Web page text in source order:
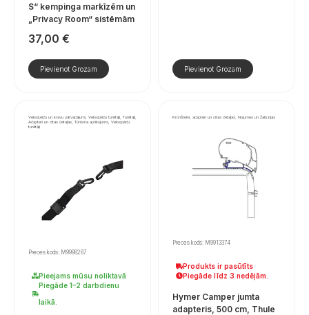
S“ kempinga markīzēm un
„Privacy Room“ sistēmām
37,00 €
Pievienot Grozam Pievienot Grozam
Velosipēdu un kravu pārvadājumi, Velosipēdu turētāji, Turētāji,
Adapteri un citas detaļas, Tūrisma aprīkojums, Velosipēdu
turētāji
Preces kods: M9998287
Pieejams mūsu noliktavā
Piegāde 1–2 darbdienu
laikā.
Kronšteini, adapteri un citas detaļas, Nojumes un žalūzijas
Preces kods: M9913374
Produkts ir pasūtīts
Piegāde līdz 3 nedēļām.
Hymer Camper jumta
adapteris, 500 cm, Thule